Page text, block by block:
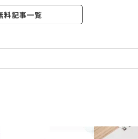
料記事一覧